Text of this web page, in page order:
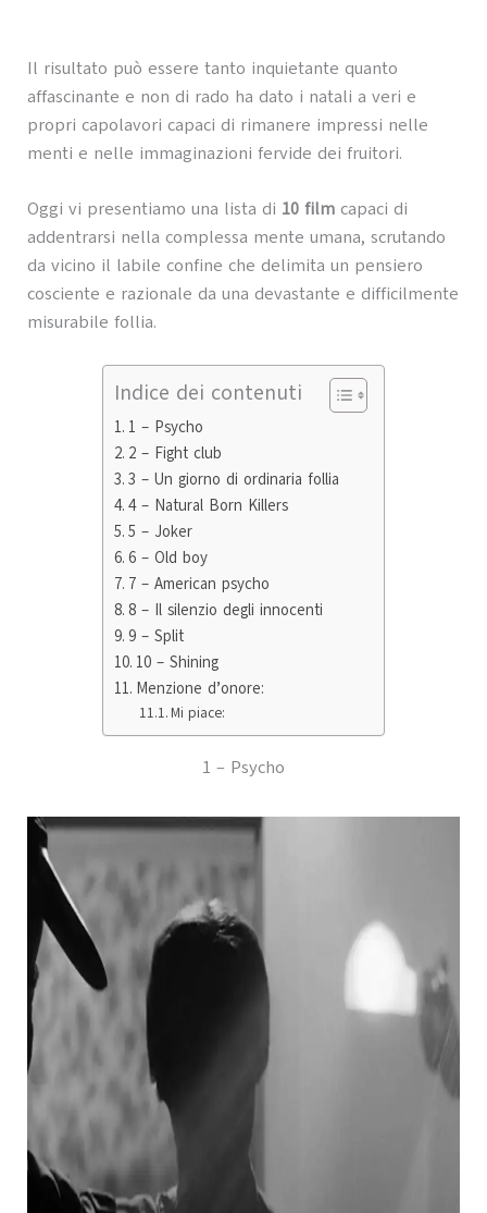
Il risultato può essere tanto inquietante quanto
affascinante e non di rado ha dato i natali a veri e
propri capolavori capaci di rimanere impressi nelle
menti e nelle immaginazioni fervide dei fruitori.
Oggi vi presentiamo una lista di 10 filmcapaci di
addentrarsi nella complessa mente umana, scrutando
da vicino il labile confine che delimita un pensiero
cosciente e razionale da una devastante e difficilmente
misurabile follia.
Indice dei contenuti
1 – Psycho
2 – Fight club
3 – Un giorno di ordinaria follia
4 – Natural Born Killers
5 – Joker
6 – Old boy
7 – American psycho
8 – Il silenzio degli innocenti
9 – Split
10 – Shining
Menzione d’onore:
Mi piace:
1 – Psycho